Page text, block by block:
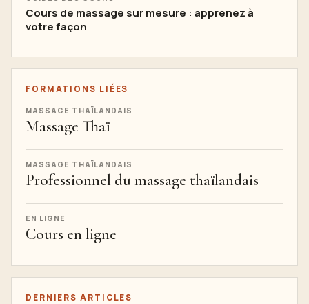
Cours de massage sur mesure : apprenez à
votre façon
FORMATIONS LIÉES
MASSAGE THAÏLANDAIS
Massage Thaï
MASSAGE THAÏLANDAIS
Professionnel du massage thaïlandais
EN LIGNE
Cours en ligne
DERNIERS ARTICLES